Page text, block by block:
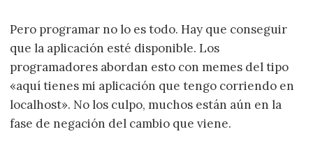
Pero programar no lo es todo. Hay que conseguir
que la aplicación esté disponible. Los
programadores abordan esto con memes del tipo
«aquí tienes mi aplicación que tengo corriendo en
localhost». No los culpo, muchos están aún en la
fase de negación del cambio que viene.